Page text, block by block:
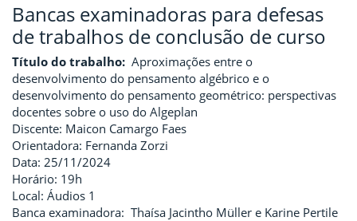
Bancas examinadoras para defesas
de trabalhos de conclusão de curso
Título do trabalho: Aproximações entre o
desenvolvimento do pensamento algébrico e o
desenvolvimento do pensamento geométrico: perspectivas
docentes sobre o uso do Algeplan
Discente: Maicon Camargo Faes
Orientadora: Fernanda Zorzi
Data: 25/11/2024
Horário: 19h
Local: Áudios 1
Banca examinadora: Thaísa Jacintho Müller e Karine Pertile